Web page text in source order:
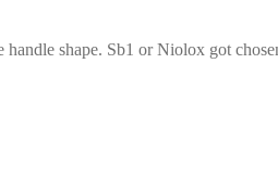
shape. Sb1 or Niolox got